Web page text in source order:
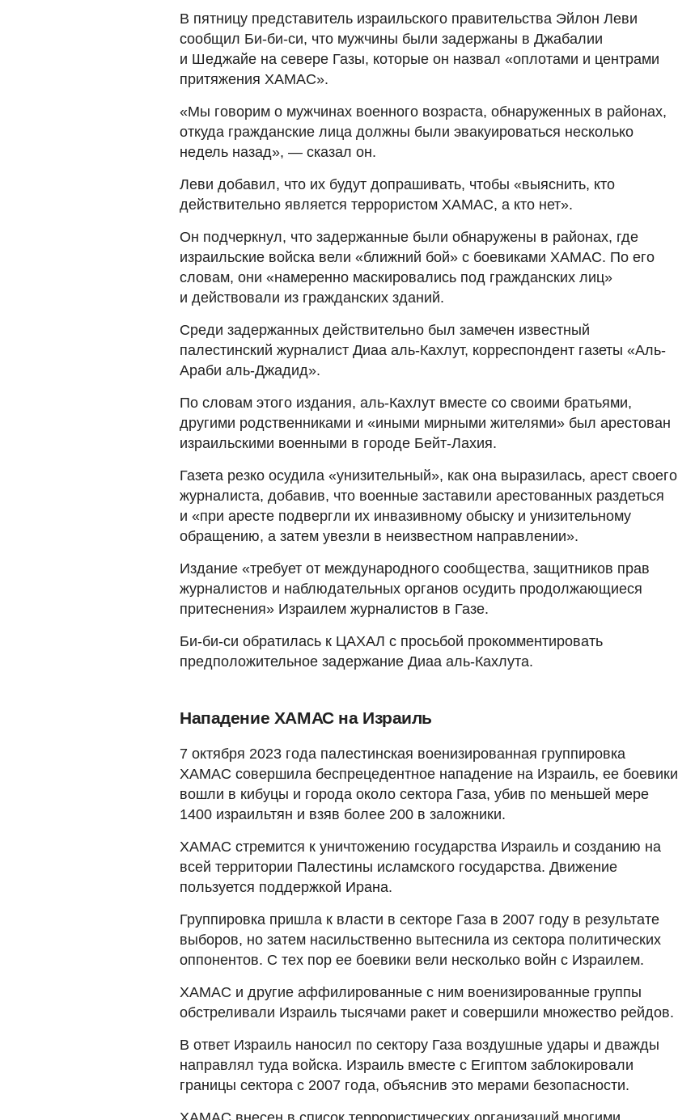
В пятницу представитель израильского правительства Эйлон Леви
сообщил Би-би-си, что мужчины были задержаны в Джабалии
и Шеджайе на севере Газы, которые он назвал «оплотами и центрами
притяжения ХАМАС».
«Мы говорим о мужчинах военного возраста, обнаруженных в районах,
откуда гражданские лица должны были эвакуироваться несколько
недель назад», — сказал он.
Леви добавил, что их будут допрашивать, чтобы «выяснить, кто
действительно является террористом ХАМАС, а кто нет».
Он подчеркнул, что задержанные были обнаружены в районах, где
израильские войска вели «ближний бой» с боевиками ХАМАС. По его
словам, они «намеренно маскировались под гражданских лиц»
и действовали из гражданских зданий.
Среди задержанных действительно был замечен известный
палестинский журналист Диаа аль-Кахлут, корреспондент газеты «Аль-
Араби аль-Джадид».
По словам этого издания, аль-Кахлут вместе со своими братьями,
другими родственниками и «иными мирными жителями» был арестован
израильскими военными в городе Бейт-Лахия.
Газета резко осудила «унизительный», как она выразилась, арест своего
журналиста, добавив, что военные заставили арестованных раздеться
и «при аресте подвергли их инвазивному обыску и унизительному
обращению, а затем увезли в неизвестном направлении».
Издание «требует от международного сообщества, защитников прав
журналистов и наблюдательных органов осудить продолжающиеся
притеснения» Израилем журналистов в Газе.
Би-би-си обратилась к ЦАХАЛ с просьбой прокомментировать
предположительное задержание Диаа аль-Кахлута.
Нападение ХАМАС на Израиль
7 октября 2023 года палестинская военизированная группировка
ХАМАС совершила беспрецедентное нападение на Израиль, ее боевики
вошли в кибуцы и города около сектора Газа, убив по меньшей мере
1400 израильтян и взяв более 200 в заложники.
ХАМАС стремится к уничтожению государства Израиль и созданию на
всей территории Палестины исламского государства. Движение
пользуется поддержкой Ирана.
Группировка пришла к власти в секторе Газа в 2007 году в результате
выборов, но затем насильственно вытеснила из сектора политических
оппонентов. С тех пор ее боевики вели несколько войн с Израилем.
ХАМАС и другие аффилированные с ним военизированные группы
обстреливали Израиль тысячами ракет и совершили множество рейдов.
В ответ Израиль наносил по сектору Газа воздушные удары и дважды
направлял туда войска. Израиль вместе с Египтом заблокировали
границы сектора с 2007 года, объяснив это мерами безопасности.